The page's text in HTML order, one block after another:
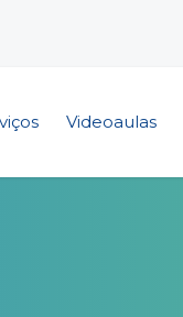
Videoaulas